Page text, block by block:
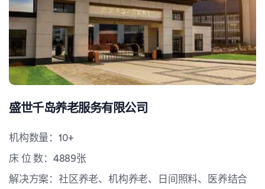
盛世千岛养老服务有限公司
机构数量：10+
床 位 数：4889张
解决方案：社区养老、机构养老、日间照料、医养结合